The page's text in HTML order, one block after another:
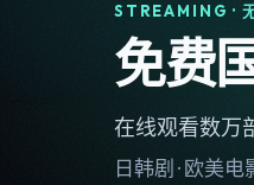
STREAMING ·
免费
在线观看数万
日韩剧 · 欧美